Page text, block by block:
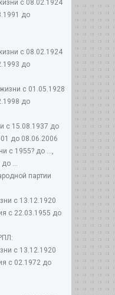
с 08.02.1924
до
с 08.02.1924
до
с 01.05.1928
до
с 15.08.1937 до
до 08.06.2006
с 1955? до ...,
...
партии
с 13.12.1920
с 22.03.1955 до
с 13.12.1920
с 02.1972 до